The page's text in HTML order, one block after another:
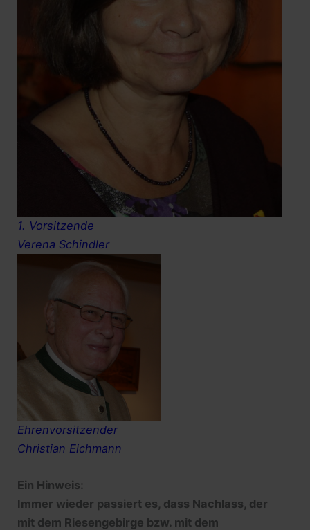
1. Vorsitzende
Verena Schindler
Ehrenvorsitzender
Christian Eichmann
Ein Hinweis:
Immer wieder passiert es, dass Nachlass, der
mit dem Riesengebirge bzw. mit dem